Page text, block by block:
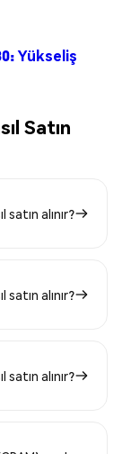
Yükseliş
Satın
satın alınır?
satın alınır?
satın alınır?